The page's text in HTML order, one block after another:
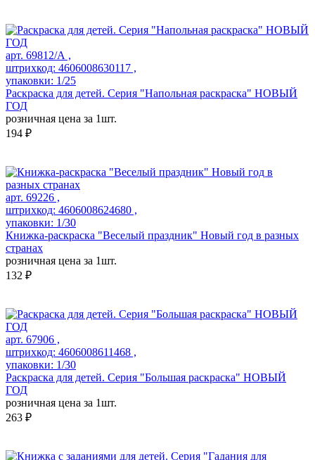
арт. 69812/А ,
штрихкод: 4606008630117 ,
упаковки: 1/25
Раскраска для детей. Серия "Напольная раскраска" НОВЫЙ
ГОД
розничная цена за 1шт.
194 ₽
арт. 69226 ,
штрихкод: 4606008624680 ,
упаковки: 1/30
Книжка-раскраска "Веселый праздник" Новый год в разных
странах
розничная цена за 1шт.
132 ₽
арт. 67906 ,
штрихкод: 4606008611468 ,
упаковки: 1/30
Раскраска для детей. Серия "Большая раскраска" НОВЫЙ
ГОД
розничная цена за 1шт.
263 ₽